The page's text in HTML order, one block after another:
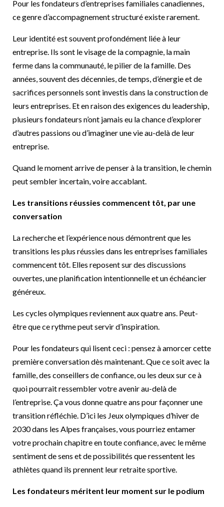
Pour les fondateurs d’entreprises familiales canadiennes,
ce genre d’accompagnement structuré existe rarement.
Leur identité est souvent profondément liée à leur
entreprise. Ils sont le visage de la compagnie, la main
ferme dans la communauté, le pilier de la famille. Des
années, souvent des décennies, de temps, d’énergie et de
sacrifices personnels sont investis dans la construction de
leurs entreprises. Et en raison des exigences du leadership,
plusieurs fondateurs n’ont jamais eu la chance d’explorer
d’autres passions ou d’imaginer une vie au-delà de leur
entreprise.
Quand le moment arrive de penser à la transition, le chemin
peut sembler incertain, voire accablant.
Les transitions réussies commencent tôt, par une
conversation
La recherche et l’expérience nous démontrent que les
transitions les plus réussies dans les entreprises familiales
commencent tôt. Elles reposent sur des discussions
ouvertes, une planification intentionnelle et un échéancier
généreux.
Les cycles olympiques reviennent aux quatre ans. Peut-
être que ce rythme peut servir d’inspiration.
Pour les fondateurs qui lisent ceci : pensez à amorcer cette
première conversation dès maintenant. Que ce soit avec la
famille, des conseillers de confiance, ou les deux sur ce à
quoi pourrait ressembler votre avenir au-delà de
l’entreprise. Ça vous donne quatre ans pour façonner une
transition réfléchie. D’ici les Jeux olympiques d’hiver de
2030 dans les Alpes françaises, vous pourriez entamer
votre prochain chapitre en toute confiance, avec le même
sentiment de sens et de possibilités que ressentent les
athlètes quand ils prennent leur retraite sportive.
Les fondateurs méritent leur moment sur le podium